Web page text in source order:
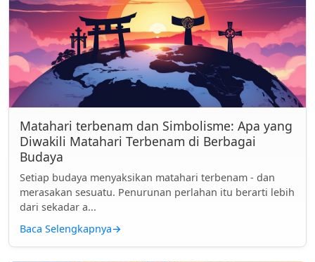
Matahari terbenam dan Simbolisme: Apa yang
Diwakili Matahari Terbenam di Berbagai
Budaya
Setiap budaya menyaksikan matahari terbenam - dan
merasakan sesuatu. Penurunan perlahan itu berarti lebih
dari sekadar a...
Baca Selengkapnya→